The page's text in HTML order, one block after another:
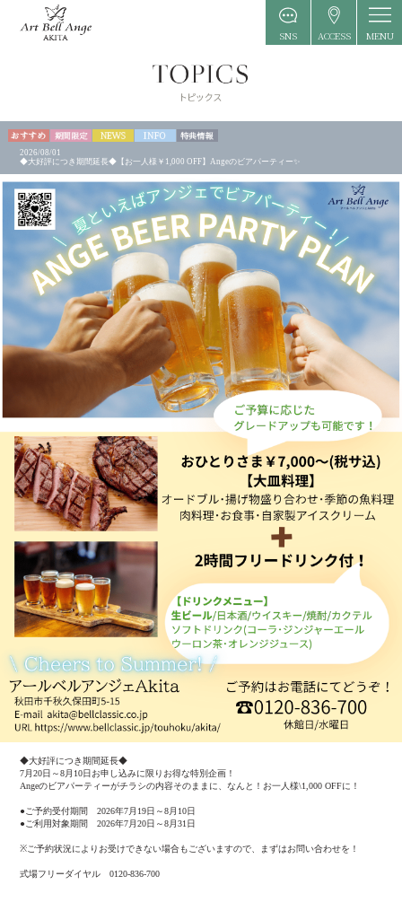
SNS ACCESS MENU
2026/08/01
◆大好評につき期間延長◆【お一人様￥1,000 OFF】Angeのビアパーティー✨
◆大好評につき期間延長◆
7月20日～8月10日お申し込みに限りお得な特別企画！
Angeのビアパーティーがチラシの内容そのままに、なんと！お一人様\1,000 OFFに！
●ご予約受付期間 2026年7月19日～8月10日
●ご利用対象期間 2026年7月20日～8月31日
※ご予約状況によりお受けできない場合もございますので、まずはお問い合わせを！
式場フリーダイヤル 0120-836-700